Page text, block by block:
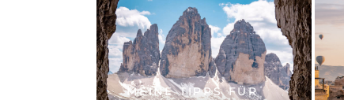
MEINE TIPPS FÜR